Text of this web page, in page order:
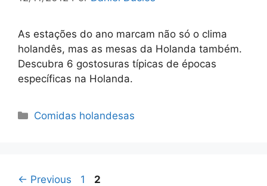
As estações do ano marcam não só o clima
holandês, mas as mesas da Holanda também.
Descubra 6 gostosuras típicas de épocas
específicas na Holanda.
Categorias
Comidas holandesas
← Previous Page
1 Page
2